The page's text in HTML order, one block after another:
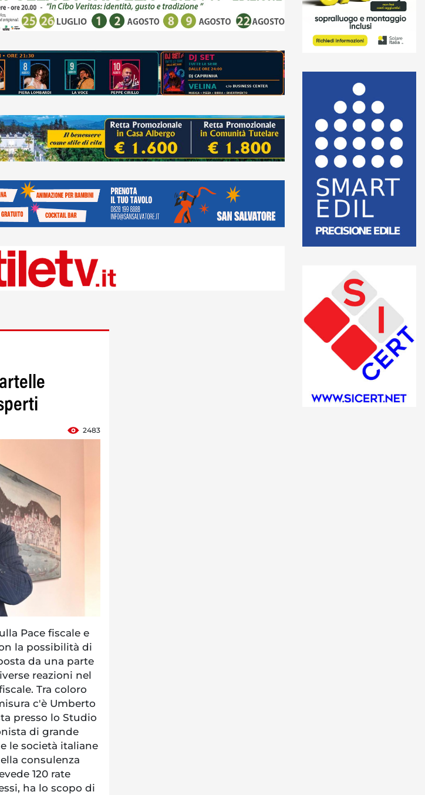
2483
Pace fiscale e
la possibilità di
da una parte
reazioni nel
Tra coloro
c'è Umberto
presso lo Studio
di grande
le società italiane
consulenza
120 rate
ha lo scopo di